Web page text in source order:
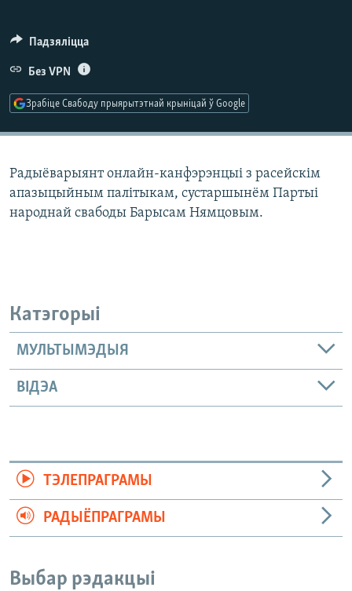
КАЛЯНДАР
НА ХВАЛЯХ СВАБОДЫ
Падзяліцца
Без VPN
Зрабіце Свабоду прыярытэтнай крыніцай ў Google
Радыёварыянт онлайн-канфэрэнцыі з расейскім
апазыцыйным палітыкам, сустаршынём Партыі
народнай свабоды Барысам Нямцовым.
Катэгорыі
МУЛЬТЫМЭДЫЯ
ВІДЭА
ТЭЛЕПРАГРАМЫ
РАДЫЁПРАГРАМЫ
Выбар рэдакцыі